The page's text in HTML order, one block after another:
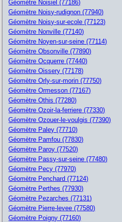
Géomètre Noisiel (77186)
Géomètre Noisy-rudignon (77940)
Géomètre Noisy-sur-ecole (77123)
Géomètre Nonville (77140)
Géomètre Noyen-sur-seine (77114)
Géomètre Obsonville (77890)
Géomètre Ocquerre (77440)
Géomètre Oissery (77178)
Géomètre Orly-sur-morin (77750)
Géomètre Ormesson (77167)
Géomètre Othis (77280)
Géomètre Ozoir-la-ferriere (77330)
Géomètre Ozouer-le-voulgis (77390)
Géomètre Paley (77710)
Géomètre Pamfou (77830)
Géomètre Paroy (77520)
Géomètre Passy-sur-seine (77480)
Géomètre Pecy (77970)
Géomètre Penchard (77124)
Géomètre Perthes (77930)
Géomètre Pezarches (77131)
Géomètre Pierre-levee (77580)
Géomètre Poigny (77160)